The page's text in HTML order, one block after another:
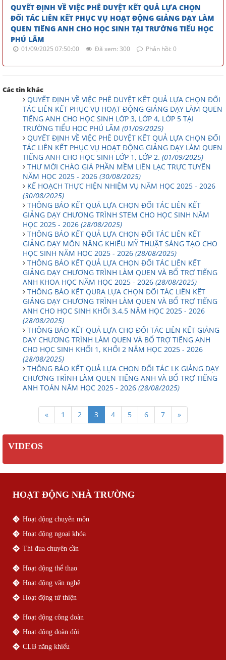
QUYẾT ĐỊNH VỀ VIỆC PHÊ DUYỆT KẾT QUẢ LỰA CHỌN
ĐỐI TÁC LIÊN KẾT PHỤC VỤ HOẠT ĐỘNG GIẢNG DẠY LÀM
QUEN TIẾNG ANH CHO HỌC SINH TẠI TRƯỜNG TIỂU HỌC
PHÚ LÃM
01/09/2025 07:50:00 Đã xem: 300 Phản hồi: 0
Các tin khác
QUYẾT ĐỊNH VỀ VIỆC PHÊ DUYỆT KẾT QUẢ LỰA CHỌN ĐỐI
TÁC LIÊN KẾT PHỤC VỤ HOẠT ĐỘNG GIẢNG DẠY LÀM QUEN
TIẾNG ANH CHO HỌC SINH LỚP 3, LỚP 4, LỚP 5 TẠI
TRƯỜNG TIỂU HỌC PHÚ LÃM (01/09/2025)
QUYẾT ĐỊNH VỀ VIỆC PHÊ DUYỆT KẾT QUẢ LỰA CHỌN ĐỐI
TÁC LIÊN KẾT PHỤC VỤ HOẠT ĐỘNG GIẢNG DẠY LÀM QUEN
TIẾNG ANH CHO HỌC SINH LỚP 1, LỚP 2. (01/09/2025)
THƯ MỜI CHÀO GIÁ PHẦN MỀM LIÊN LẠC TRỰC TUYẾN
NĂM HỌC 2025 - 2026 (30/08/2025)
KẾ HOẠCH THỰC HIỆN NHIỆM VỤ NĂM HỌC 2025 - 2026
(30/08/2025)
THÔNG BÁO KẾT QUẢ LỰA CHỌN ĐỐI TÁC LIÊN KẾT
GIẢNG DẠY CHƯƠNG TRÌNH STEM CHO HỌC SINH NĂM
HỌC 2025 - 2026 (28/08/2025)
THÔNG BÁO KẾT QUẢ LỰA CHỌN ĐỐI TÁC LIÊN KẾT
GIẢNG DẠY MÔN NĂNG KHIẾU MỸ THUẬT SÁNG TẠO CHO
HỌC SINH NĂM HỌC 2025 - 2026 (28/08/2025)
THÔNG BÁO KẾT QUẢ LỰA CHỌN ĐỐI TÁC LIÊN KẾT
GIẢNG DẠY CHƯƠNG TRÌNH LÀM QUEN VÀ BỔ TRỢ TIẾNG
ANH KHOA HỌC NĂM HỌC 2025 - 2026 (28/08/2025)
THÔNG BÁO KẾT QURA LỰA CHỌN ĐỐI TÁC LIÊN KẾT
GIẢNG DẠY CHƯƠNG TRÌNH LÀM QUEN VÀ BỔ TRỢ TIẾNG
ANH CHO HỌC SINH KHỐI 3,4,5 NĂM HỌC 2025 - 2026
(28/08/2025)
THÔNG BÁO KẾT QUẢ LỰA CHỌ ĐỐI TÁC LIÊN KẾT GIẢNG
DẠY CHƯƠNG TRÌNH LÀM QUEN VÀ BỔ TRỢ TIẾNG ANH
CHO HỌC SINH KHỐI 1, KHỐI 2 NĂM HỌC 2025 - 2026
(28/08/2025)
THÔNG BÁO KẾT QUẢ LỰA CHỌN ĐỐI TÁC LK GIẢNG DẠY
CHƯƠNG TRÌNH LÀM QUEN TIẾNG ANH VÀ BỔ TRỢ TIẾNG
ANH TOÁN NĂM HỌC 2025 - 2026 (28/08/2025)
« 1 2 3 4 5 6 7 »
VIDEOS
HOẠT ĐỘNG NHÀ TRƯỜNG
Hoạt động chuyên môn
Hoạt động ngoại khóa
Thi đua chuyên cần
Hoạt động thể thao
Hoạt động văn nghệ
Hoạt động từ thiện
Hoạt động công đoàn
Hoạt động đoàn đội
CLB năng khiếu